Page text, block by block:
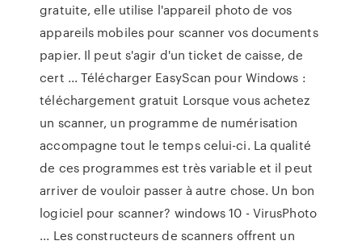
gratuite, elle utilise l'appareil photo de vos
appareils mobiles pour scanner vos documents
papier. Il peut s'agir d'un ticket de caisse, de
cert ... Télécharger EasyScan pour Windows :
téléchargement gratuit Lorsque vous achetez
un scanner, un programme de numérisation
accompagne tout le temps celui-ci. La qualité
de ces programmes est très variable et il peut
arriver de vouloir passer à autre chose. Un bon
logiciel pour scanner? windows 10 - VirusPhoto
... Les constructeurs de scanners offrent un